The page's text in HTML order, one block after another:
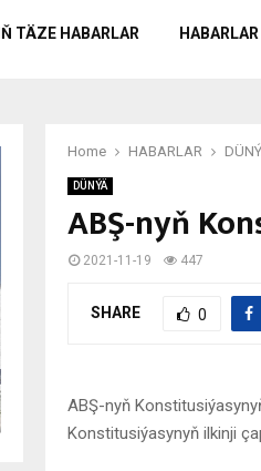
IŇ TÄZE HABARLAR HABARLAR
Home HABARLAR
DÜNÝÄ
ABŞ-nyň
2021-11-19 447
SHARE 0
ABŞ-nyň
Konstitusiýasynyň ilkinji